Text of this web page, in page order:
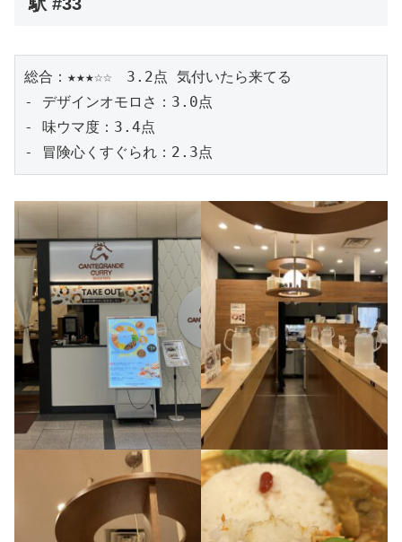
総合：★★★☆☆　3.2点 気付いたら来てる
- デザインオモロさ：3.0点
- 味ウマ度：3.4点
- 冒険心くすぐられ：2.3点